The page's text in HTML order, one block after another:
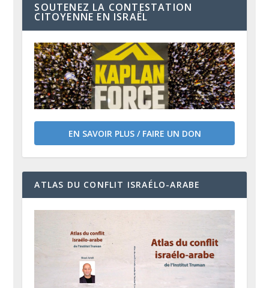
SOUTENEZ LA CONTESTATION
CITOYENNE EN ISRAËL
EN SAVOIR PLUS / FAIRE UN DON
ATLAS DU CONFLIT ISRAÉLO-ARABE